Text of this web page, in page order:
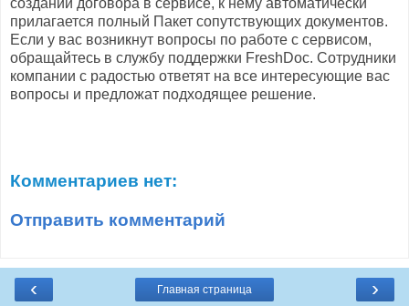
создании договора в сервисе, к нему автоматически
прилагается полный Пакет сопутствующих документов.
Если у вас возникнут вопросы по работе с сервисом,
обращайтесь в службу поддержки FreshDoc. Сотрудники
компании с радостью ответят на все интересующие вас
вопросы и предложат подходящее решение.
Комментариев нет:
Отправить комментарий
‹ ›
Главная страница